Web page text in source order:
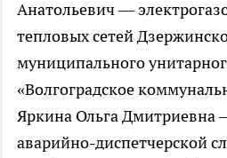
Анатольевич —
тепловых сетей
муниципального
«Волгоградское
Яркина Ольга Дмитриевна
аварийно-диспетчерской